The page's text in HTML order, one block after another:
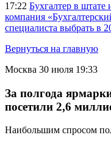
17:22 Бухгалтер в штате
компания
специалиста выбрать в
Вернуться на главную
Москва 30 июля 19:33
За полгода
посетили 2,6
Наибольшим спросом